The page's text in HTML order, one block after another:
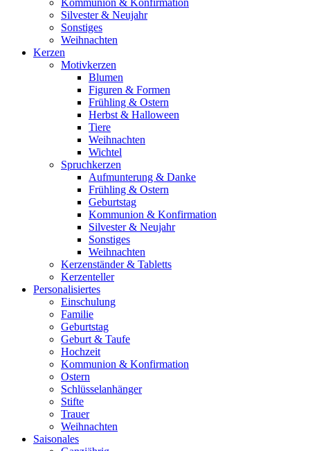
Kommunion & Konfirmation
Silvester & Neujahr
Sonstiges
Weihnachten
Kerzen
Motivkerzen
Blumen
Figuren & Formen
Frühling & Ostern
Herbst & Halloween
Tiere
Weihnachten
Wichtel
Spruchkerzen
Aufmunterung & Danke
Frühling & Ostern
Geburtstag
Kommunion & Konfirmation
Silvester & Neujahr
Sonstiges
Weihnachten
Kerzenständer & Tabletts
Kerzenteller
Personalisiertes
Einschulung
Familie
Geburtstag
Geburt & Taufe
Hochzeit
Kommunion & Konfirmation
Ostern
Schlüsselanhänger
Stifte
Trauer
Weihnachten
Saisonales